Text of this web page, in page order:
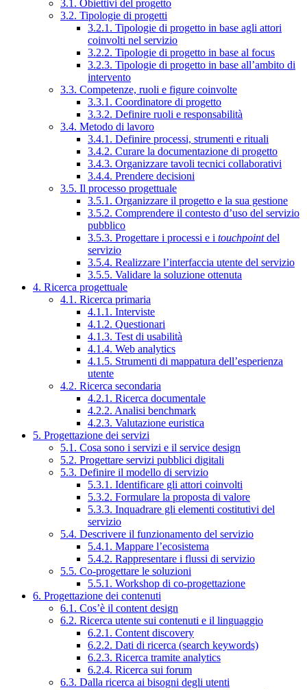
3.1. Obiettivi del progetto
3.2. Tipologie di progetti
3.2.1. Tipologie di progetto in base agli attori
coinvolti nel servizio
3.2.2. Tipologie di progetto in base al focus
3.2.3. Tipologie di progetto in base all’ambito di
intervento
3.3. Competenze, ruoli e figure coinvolte
3.3.1. Coordinatore di progetto
3.3.2. Definire ruoli e responsabilità
3.4. Metodo di lavoro
3.4.1. Definire processi, strumenti e rituali
3.4.2. Curare la documentazione di progetto
3.4.3. Organizzare tavoli tecnici collaborativi
3.4.4. Prendere decisioni
3.5. Il processo progettuale
3.5.1. Organizzare il progetto e la sua gestione
3.5.2. Comprendere il contesto d’uso del servizio
pubblico
3.5.3. Progettare i processi e i touchpointdel
servizio
3.5.4. Realizzare l’interfaccia utente del servizio
3.5.5. Validare la soluzione ottenuta
4. Ricerca progettuale
4.1. Ricerca primaria
4.1.1. Interviste
4.1.2. Questionari
4.1.3. Test di usabilità
4.1.4. Web analytics
4.1.5. Strumenti di mappatura dell’esperienza
utente
4.2. Ricerca secondaria
4.2.1. Ricerca documentale
4.2.2. Analisi benchmark
4.2.3. Valutazione euristica
5. Progettazione dei servizi
5.1. Cosa sono i servizi e il service design
5.2. Progettare servizi pubblici digitali
5.3. Definire il modello di servizio
5.3.1. Identificare gli attori coinvolti
5.3.2. Formulare la proposta di valore
5.3.3. Inquadrare gli elementi costitutivi del
servizio
5.4. Descrivere il funzionamento del servizio
5.4.1. Mappare l’ecosistema
5.4.2. Rappresentare i flussi di servizio
5.5. Co-progettare le soluzioni
5.5.1. Workshop di co-progettazione
6. Progettazione dei contenuti
6.1. Cos’è il content design
6.2. Ricerca utente sui contenuti e il linguaggio
6.2.1. Content discovery
6.2.2. Dati di ricerca (search keywords)
6.2.3. Ricerca tramite analytics
6.2.4. Ricerca sui forum
6.3. Dalla ricerca ai bisogni degli utenti